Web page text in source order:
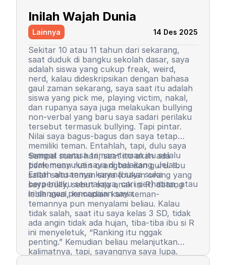
Inilah Wajah Dunia
Lainnya 14 Des 2025
Sekitar 10 atau 11 tahun dari sekarang,
saat duduk di bangku sekolah dasar, saya
adalah siswa yang cukup freak, weird,
nerd, kalau dideskripsikan dengan bahasa
gaul zaman sekarang, saya saat itu adalah
siswa yang pick me, playing victim, nakal,
dan rupanya saya juga melakukan bullying
non-verbal yang baru saya sadari perilaku
tersebut termasuk bullying. Tapi pintar.
Nilai saya bagus-bagus dan saya tetap
memiliki teman. Entahlah, tapi, dulu saya
sempat merasa teman-teman itu selalu
tidak menyukai saya di belakang. Jelas.
Entah alasannya karena saya suka
berperilaku seenaknya, cari perhatian, atau
iri dengan pencapaian saya.
Sampai suatu hari, saat itu akan ada
pertemuan rutin orangtua dan guru. Ibu
salah satu teman saya (bukan orang yang
saya bully, sebut saja anak ini R) datang
lebih awal, kemudian kami teman-
temannya pun menyalami beliau. Kalau
tidak salah, saat itu saya kelas 3 SD, tidak
ada angin tidak ada hujan, tiba-tiba ibu si R
ini menyeletuk, “Ranking itu nggak
penting.” Kemudian beliau melanjutkan
kalimatnya, tapi, sayangnya saya lupa.